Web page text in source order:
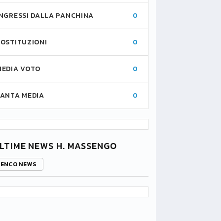
DALLA PANCHINA 0
0
VOTO 0
MEDIA 0
NEWS H. MASSENGO
NEWS